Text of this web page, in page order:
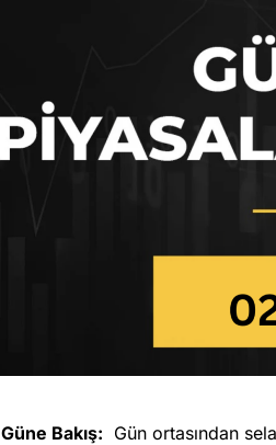
Güne Bakış: Gün ortasından